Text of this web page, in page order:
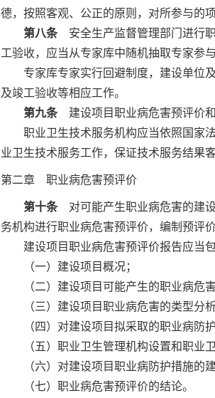
德，按照客观、公正的原则，对所参与的
第八条安全生产监督管理部门进行职
工验收，应当从专家库中随机抽取专家参
专家库专家实行回避制度，建设单位及
及竣工验收等相应工作。
第九条建设项目职业病危害预评价和
职业卫生技术服务机构应当依照国家法
业卫生技术服务工作，保证技术服务结果
第二章 职业病危害预评价
第十条对可能产生职业病危害的建设
务机构进行职业病危害预评价，编制预评
建设项目职业病危害预评价报告应当
（一）建设项目概况；
（二）建设项目可能产生的职业病危害
（三）建设项目职业病危害的类型分
（四）对建设项目拟采取的职业病防护
（五）职业卫生管理机构设置和职业卫
（六）对建设项目职业病防护措施的
（七）职业病危害预评价的结论。